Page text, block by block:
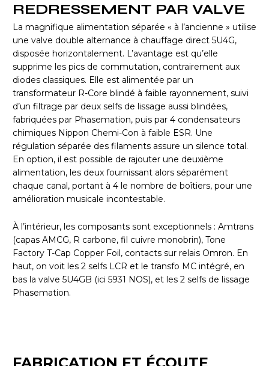
REDRESSEMENT PAR VALVE
La magnifique alimentation séparée « à l’ancienne » utilise
une valve double alternance à chauffage direct 5U4G,
disposée horizontalement. L’avantage est qu’elle
supprime les pics de commutation, contrairement aux
diodes classiques. Elle est alimentée par un
transformateur R-Core blindé à faible rayonnement, suivi
d’un filtrage par deux selfs de lissage aussi blindées,
fabriquées par Phasemation, puis par 4 condensateurs
chimiques Nippon Chemi-Con à faible ESR. Une
régulation séparée des filaments assure un silence total.
En option, il est possible de rajouter une deuxième
alimentation, les deux fournissant alors séparément
chaque canal, portant à 4 le nombre de boîtiers, pour une
amélioration musicale incontestable.
À l’intérieur, les composants sont exceptionnels : Amtrans
(capas AMCG, R carbone, fil cuivre monobrin), Tone
Factory T-Cap Copper Foil, contacts sur relais Omron. En
haut, on voit les 2 selfs LCR et le transfo MC intégré, en
bas la valve 5U4GB (ici 5931 NOS), et les 2 selfs de lissage
Phasemation.